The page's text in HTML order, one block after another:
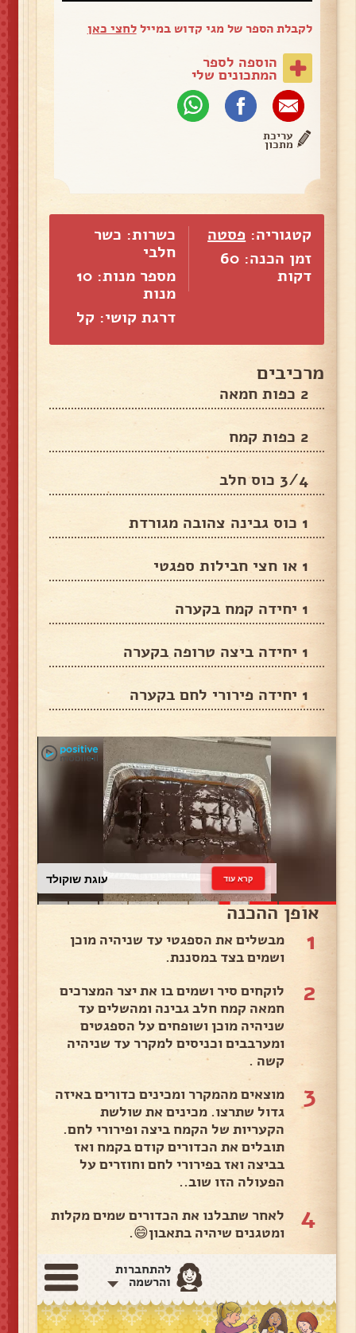
לקבלת הספר של מגי קדוש במייללחצי כאן
הוספה לספר
המתכונים שלי
עריכת
מתכון
קטגוריה: פסטה
זמן הכנה: 60
דקות
כשרות: כשר
חלבי
מספר מנות: 10
מנות
דרגת קושי: קל
מרכיבים
2 כפות חמאה
2 כפות קמח
3/4 כוס חלב
1 כוס גבינה צהובה מגורדת
1 או חצי חבילות ספגטי
1 יחידה קמח בקערה
1 יחידה ביצה טרופה בקערה
1 יחידה פירורי לחם בקערה
עוגת שוקולד קרא עוד
אופן ההכנה
1
מבשלים את הספגטי עד שניהיה מוכן
ושמים בצד במסננת.
2
לוקחים סיר ושמים בו את יצר המצרכים
חמאה קמח חלב גבינה ומהשלים עד
שניהיה מוכן ושופחים על הספגטים
ומערבבים וכניסים למקרר עד שניהיה
קשה .
3
מוצאים מהמקרר ומכינים כדורים באיזה
גדול שתרצו. מכינים את שולשת
הקעריות של הקמח ביצה ופירורי לחם.
תובלים את הכדורים קודם בקמח ואז
בביצה ואז בפירורי לחם וחוזרים על
הפעולה הזו שוב..
4
לאחר שתבלנו את הכדורים שמים מקלות
ומטגנים שיהיה בתאבון😄.
להתחברות
והרשמה